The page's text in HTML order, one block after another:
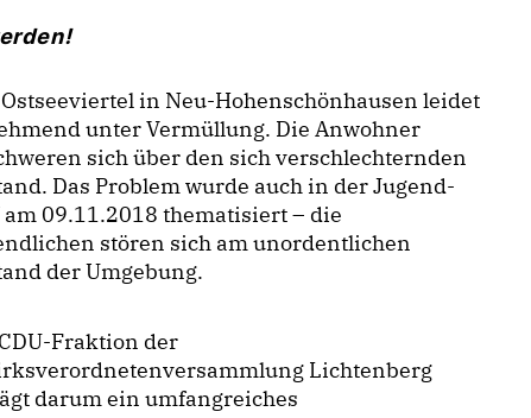
Ostseeviertel in Neu-Hohenschönhausen leidet
unter Vermüllung. Die Anwohner
sich über den sich verschlechternden
Das Problem wurde auch in der Jugend-
am 09.11.2018 thematisiert – die
stören sich am unordentlichen
der Umgebung.
Fraktion der
Lichtenberg
darum ein umfangreiches